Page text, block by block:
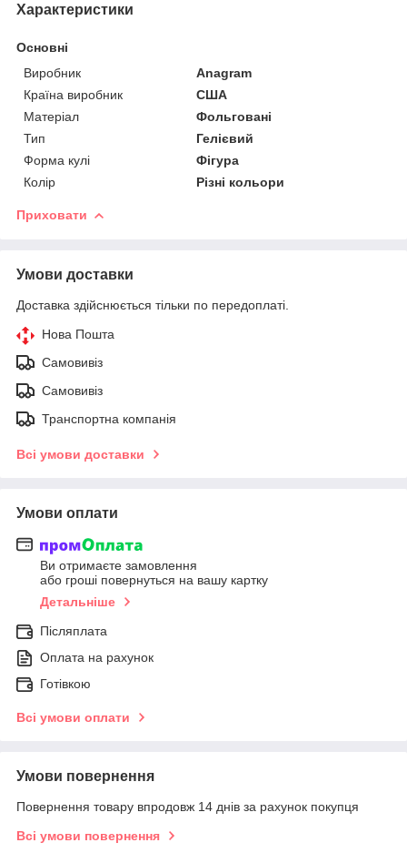
Характеристики
Основні
Виробник
Anagram
Країна виробник
США
Матеріал
Фольговані
Тип
Гелієвий
Форма кулі
Фігура
Колір
Різні кольори
Приховати
Умови доставки
Доставка здійснюється тільки по передоплаті.
Нова Пошта
Самовивіз
Самовивіз
Транспортна компанія
Всі умови доставки
Умови оплати
Ви отримаєте замовлення
або гроші повернуться на вашу картку
Детальніше
Післяплата
Оплата на рахунок
Готівкою
Всі умови оплати
Умови повернення
Повернення товару впродовж 14 днів за рахунок покупця
Всі умови повернення